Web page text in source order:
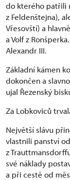
do kterého patřili
z Feldenštejna),
Vřesovští) a
a Volf z
Alexandr III.
Základní kámen
dokončen a
ujal Řezenský
Za Lobkoviců
Největší slávu
vlastnili panství
z
své náklady
a při cestě od